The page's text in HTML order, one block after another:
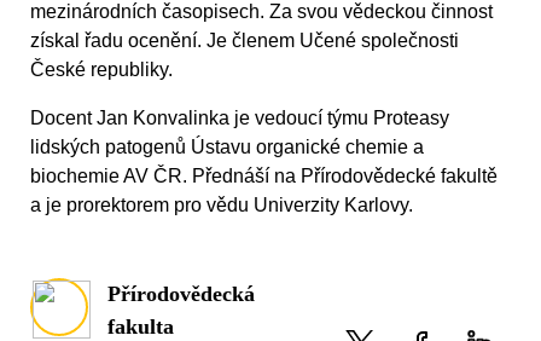
mezinárodních časopisech. Za svou vědeckou činnost
získal řadu ocenění. Je členem Učené společnosti
České republiky.
Docent Jan Konvalinka je vedoucí týmu Proteasy
lidských patogenů Ústavu organické chemie a
biochemie AV ČR. Přednáší na Přírodovědecké fakultě
a je prorektorem pro vědu Univerzity Karlovy.
Přírodovědecká
fakulta